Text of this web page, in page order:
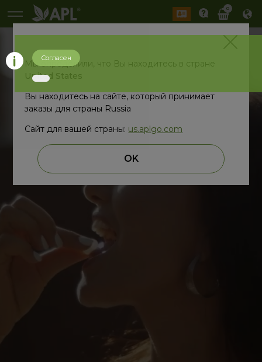
0
#APLGO
Мы определили, что Вы находитесь в стране
United States
Вы находитесь на сайте, который принимает
заказы для страны Russia
Сайт для вашей страны: us.aplgo.com
OK
Согласен